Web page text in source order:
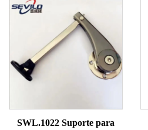
SWL.1022 Suporte para